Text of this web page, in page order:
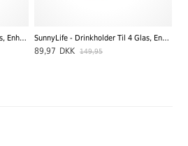
SunnyLife - Drinkholder til 1 glas, Enhjørning SunnyLife - Drinkholder Til 4 Glas, Enhjørning
89,97 DKK 149,95